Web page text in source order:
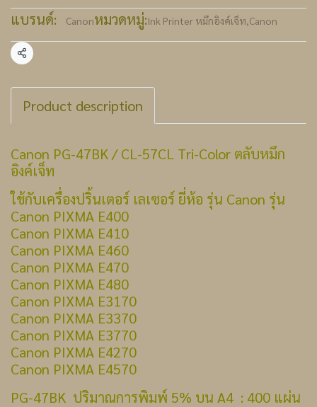
แบรนด์:
Canonหมวดหมู่:Ink Printer หมึกอิงค์เจ็ท,Canon
แชร์
Product description
Canon PG-47BK / CL-57CL Tri-Color ตลับหมึก
อิงค์เจ็ท
ใช้กับเครื่องปริ้นเตอร์ เลเซอร์ ยี่ห้อ รุ่น Canon รุ่น
Canon PIXMA E400
Canon PIXMA E410
Canon PIXMA E460
Canon PIXMA E470
Canon PIXMA E480
Canon PIXMA E3170
Canon PIXMA E3370
Canon PIXMA E3770
Canon PIXMA E4270
Canon PIXMA E4570
PG-47BK ปริมาณการพิมพ์ 5% บน A4 : 400 แผ่น